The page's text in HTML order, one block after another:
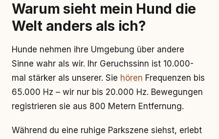
Warum sieht mein Hund die
Welt anders als ich?
Hunde nehmen ihre Umgebung über andere
Sinne wahr als wir. Ihr Geruchssinn ist 10.000-
mal stärker als unserer. Sie hören Frequenzen bis
65.000 Hz – wir nur bis 20.000 Hz. Bewegungen
registrieren sie aus 800 Metern Entfernung.
Während du eine ruhige Parkszene siehst, erlebt